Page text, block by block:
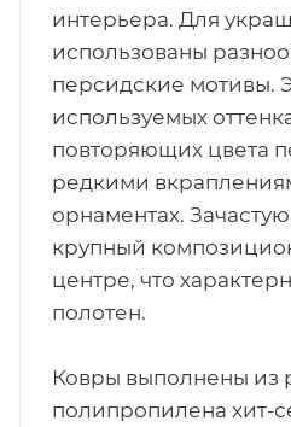
интерьера. Для
использованы
персидские мотивы.
используемых
повторяющих цвета
редкими
орнаментах.
крупный
центре, что
полотен.
Ковры выполнены из
полипропилена хит-